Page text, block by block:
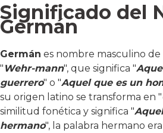
Significado del
Germán
Germán es nombre masculino
" Wehr-mann", que significa "
guerrero" o "Aquel que es un
su origen latino se transforma en "
similitud fonética y significa "
hermano", la palabra hermano